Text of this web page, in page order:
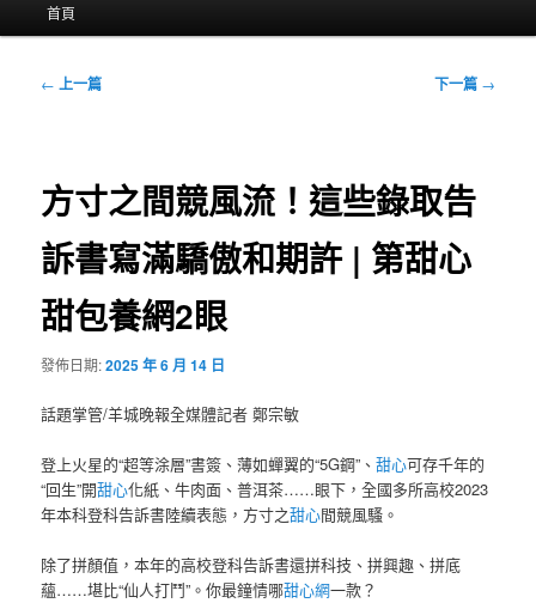
首頁
文
← 上一篇 下一篇 →
方寸之間競風流！這些錄取告
訴書寫滿驕傲和期許 | 第甜心
甜包養網2眼
發佈日期:2025 年 6 月 14 日
話題掌管/羊城晚報全媒體記者 鄭宗敏
登上火星的“超等涂層”書簽、薄如蟬翼的“5G鋼”、甜心可存千年的
“回生”開甜心化紙、牛肉面、普洱茶……眼下，全國多所高校2023
年本科登科告訴書陸續表態，方寸之甜心間競風騷。
除了拼顏值，本年的高校登科告訴書還拼科技、拼興趣、拼底
蘊……堪比“仙人打鬥”。你最鐘情哪甜心網一款？